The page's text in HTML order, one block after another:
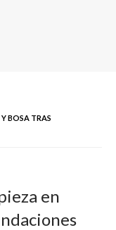
BOSA TRAS
en